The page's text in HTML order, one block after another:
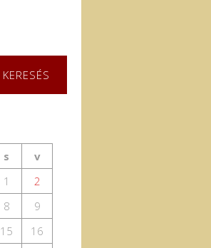
KERESÉS
s
v
1
2
8
9
15
16